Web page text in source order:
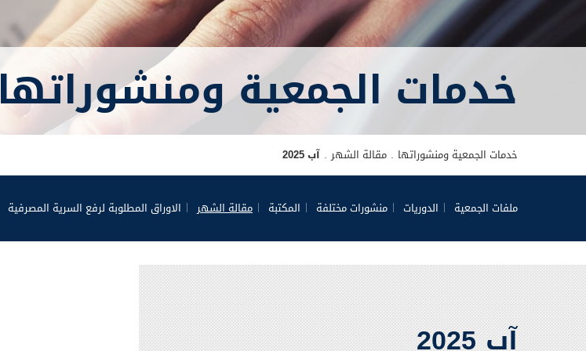
خدمات الجمعية ومنشوراتها
خدمات الجمعية ومنشوراتها مقالة الشهر آب 2025
ملفات الجمعية الدوريات منشورات مختلفة المكتبة مقالة الشهر الاوراق المطلوبة لرفع السرية المصرفية
آب 2025